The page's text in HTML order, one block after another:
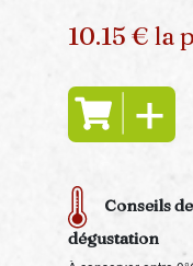
10.15 € la
Conseils
dégustation